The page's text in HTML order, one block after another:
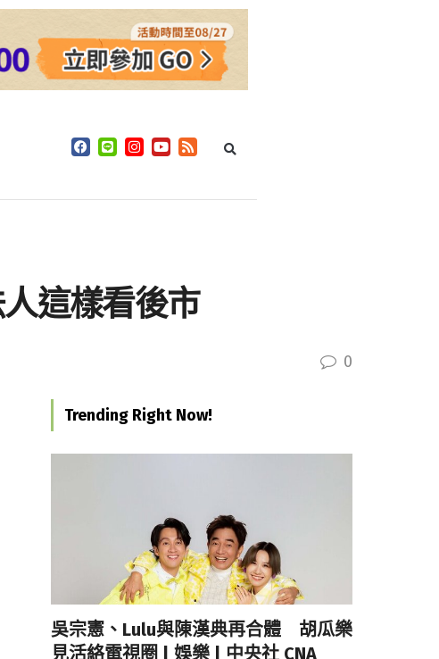
這樣看後市
0
Trending Right Now!
吳宗憲、Lulu與陳漢典再合體 胡瓜樂
見活絡電視圈 | 娛樂 | 中央社 CNA